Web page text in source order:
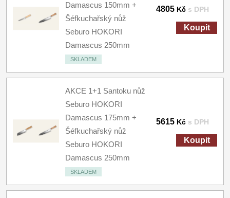
Damascus 150mm +
Šéfkuchařský nůž
Seburo HOKORI
Damascus 250mm
SKLADEM
4805 Kč s DPH
Koupit
AKCE 1+1 Santoku nůž
Seburo HOKORI
Damascus 175mm +
Šéfkuchařský nůž
Seburo HOKORI
Damascus 250mm
SKLADEM
5615 Kč s DPH
Koupit